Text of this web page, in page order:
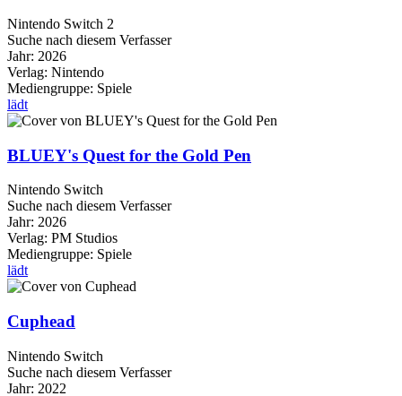
Nintendo Switch 2
Suche nach diesem Verfasser
Jahr: 2026
Verlag: Nintendo
Mediengruppe: Spiele
lädt
BLUEY's Quest for the Gold Pen
Nintendo Switch
Suche nach diesem Verfasser
Jahr: 2026
Verlag: PM Studios
Mediengruppe: Spiele
lädt
Cuphead
Nintendo Switch
Suche nach diesem Verfasser
Jahr: 2022